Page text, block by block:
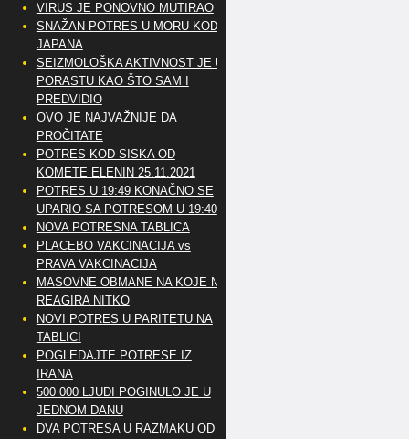
VIRUS JE PONOVNO MUTIRAO
SNAŽAN POTRES U MORU KOD
JAPANA
SEIZMOLOŠKA AKTIVNOST JE U
PORASTU KAO ŠTO SAM I
PREDVIDIO
OVO JE NAJVAŽNIJE DA
PROČITATE
POTRES KOD SISKA OD
KOMETE ELENIN 25.11.2021
POTRES U 19:49 KONAČNO SE
UPARIO SA POTRESOM U 19:40
NOVA POTRESNA TABLICA
PLACEBO VAKCINACIJA vs
PRAVA VAKCINACIJA
MASOVNE OBMANE NA KOJE NE
REAGIRA NITKO
NOVI POTRES U PARITETU NA
TABLICI
POGLEDAJTE POTRESE IZ
IRANA
500 000 LJUDI POGINULO JE U
JEDNOM DANU
DVA POTRESA U RAZMAKU OD